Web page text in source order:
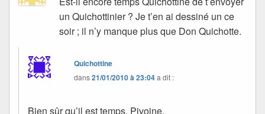
un Quichottinier ? Je t’en ai dessiné un ce
soir ; il n’y manque plus que Don Quichotte.
Quichottine
dans21/01/2010 à 23:04a dit :
Bien sûr qu’il est temps, Pivoine.